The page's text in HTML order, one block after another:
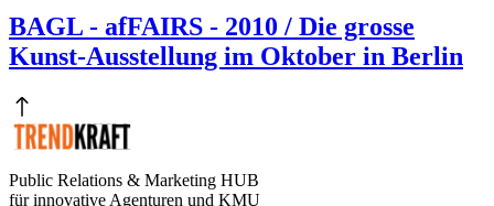
BAGL - afFAIRS - 2010 / Die grosse
Kunst-Ausstellung im Oktober in Berlin
Public Relations & Marketing HUB
für innovative Agenturen und KMU